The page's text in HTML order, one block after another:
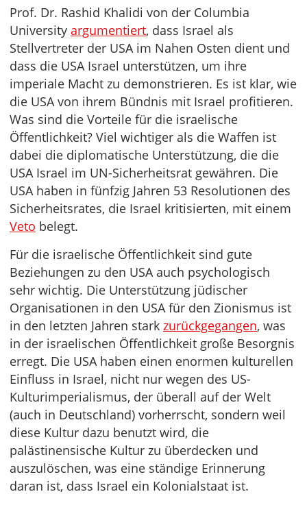
Prof. Dr. Rashid Khalidi von der Columbia
University argumentiert, dass Israel als
Stellvertreter der USA im Nahen Osten dient und
dass die USA Israel unterstützen, um ihre
imperiale Macht zu demonstrieren. Es ist klar, wie
die USA von ihrem Bündnis mit Israel profitieren.
Was sind die Vorteile für die israelische
Öffentlichkeit? Viel wichtiger als die Waffen ist
dabei die diplomatische Unterstützung, die die
USA Israel im UN-Sicherheitsrat gewähren. Die
USA haben in fünfzig Jahren 53 Resolutionen des
Sicherheitsrates, die Israel kritisierten, mit einem
Veto belegt.
Für die israelische Öffentlichkeit sind gute
Beziehungen zu den USA auch psychologisch
sehr wichtig. Die Unterstützung jüdischer
Organisationen in den USA für den Zionismus ist
in den letzten Jahren stark zurückgegangen, was
in der israelischen Öffentlichkeit große Besorgnis
erregt. Die USA haben einen enormen kulturellen
Einfluss in Israel, nicht nur wegen des US-
Kulturimperialismus, der überall auf der Welt
(auch in Deutschland) vorherrscht, sondern weil
diese Kultur dazu benutzt wird, die
palästinensische Kultur zu überdecken und
auszulöschen, was eine ständige Erinnerung
daran ist, dass Israel ein Kolonialstaat ist.